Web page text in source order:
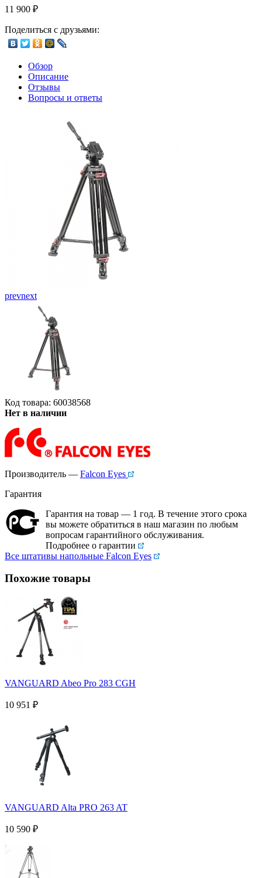
11 900 ₽
Поделиться с друзьями:
Обзор
Описание
Отзывы
Вопросы и ответы
prevnext
Код товара: 60038568
Нет в наличии
Производитель — Falcon Eyes
Гарантия
Гарантия на товар — 1 год. В течение этого срока
вы можете обратиться в наш магазин по любым
вопросам гарантийного обслуживания.
Подробнее о гарантии
Все штативы напольные Falcon Eyes
Похожие товары
VANGUARD Abeo Pro 283 CGH
10 951 ₽
VANGUARD Alta PRO 263 AT
10 590 ₽